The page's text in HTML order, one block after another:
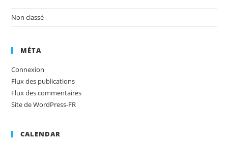
Non classé
MÉTA
Connexion
Flux des publications
Flux des commentaires
Site de WordPress-FR
CALENDAR